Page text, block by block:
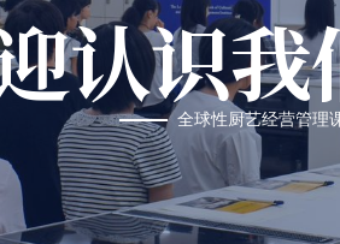
认识
全球性厨艺经营管理